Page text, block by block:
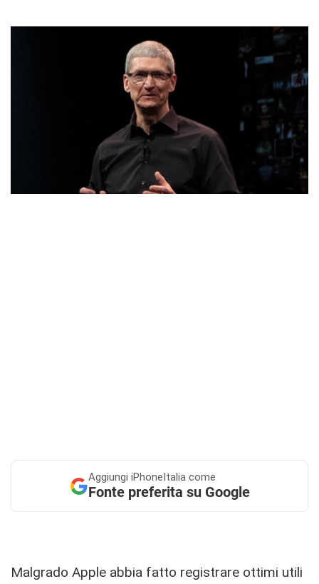
Aggiungi iPhoneItalia come
Fonte preferita su Google
Malgrado Apple abbia fatto registrare ottimi utili